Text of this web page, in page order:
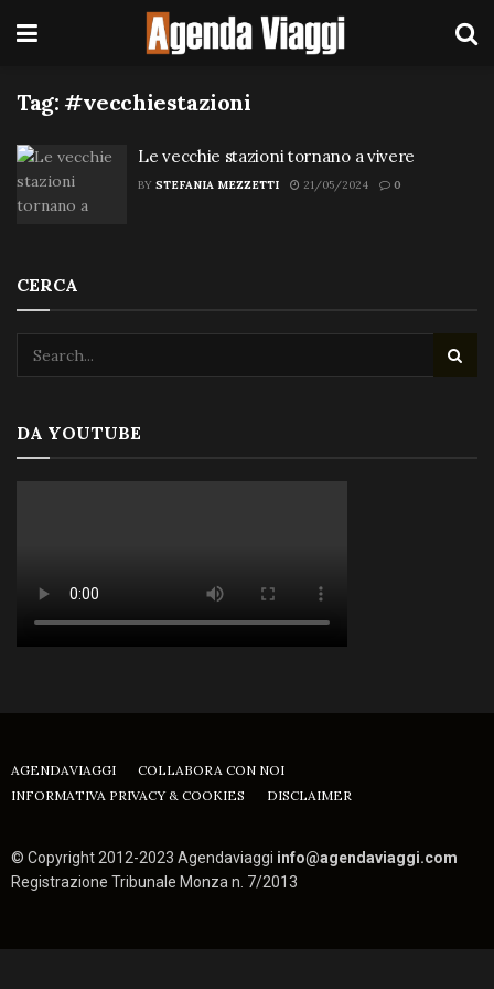
Tag: #vecchiestazioni
Le vecchie stazioni tornano a vivere
BY STEFANIA MEZZETTI 21/05/2024 0
CERCA
DA YOUTUBE
AGENDAVIAGGI
COLLABORA CON NOI
INFORMATIVA PRIVACY & COOKIES
DISCLAIMER
© Copyright 2012-2023 Agendaviaggi info@agendaviaggi.com
Registrazione Tribunale Monza n. 7/2013